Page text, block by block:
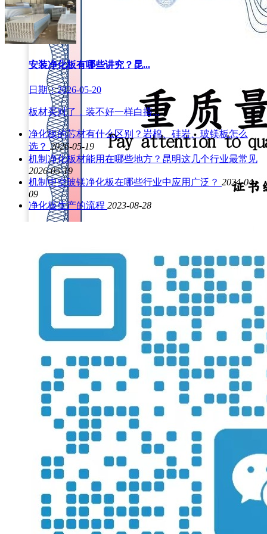
安装净化板有哪些讲究？昆...
日期：2026-05-20
板材买对了，装不好一样白搭...
净化板的芯材有什么区别？岩棉、硅岩、玻镁板怎么
选？ 2026-05-19
机制净化板材能用在哪些地方？昆明这几个行业最常见
2026-05-19
机制中空玻镁净化板在哪些行业中应用广泛？ 2024-04-
09
净化板生产的流程 2023-08-28